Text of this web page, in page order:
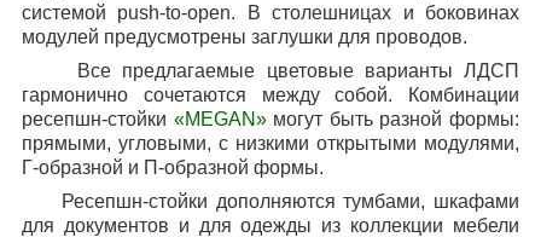
системой push-to-open. В столешницах и боковинах
модулей предусмотрены заглушки для проводов.
Все предлагаемые цветовые варианты ЛДСП
гармонично сочетаются между собой. Комбинации
ресепшн-стойки «MEGAN» могут быть разной формы:
прямыми, угловыми, с низкими открытыми модулями,
Г-образной и П-образной формы.
Ресепшн-стойки дополняются тумбами, шкафами
для документов и для одежды из коллекции мебели